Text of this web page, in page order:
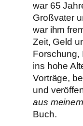
war 65
Großvater
war ihm
Zeit, Geld
Forschung,
ins hohe
Vorträge,
und
aus
Buch.